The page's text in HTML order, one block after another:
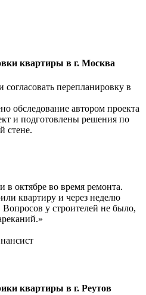
квартиры в г. Москва
согласовать перепланировку в
обследование автором проекта
и подготовлены решения по
стене.
в октябре во время ремонта.
квартиру и через неделю
Вопросов у строителей не было,
квартиры в г. Реутов